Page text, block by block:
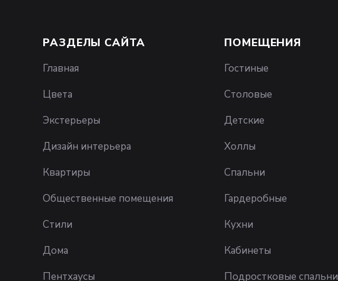
РАЗДЕЛЫ САЙТА
Главная
Цвета
Экстерьеры
Дизайн интерьера
Квартиры
Общественные помещения
Стили
Дома
Пентхаусы
ПОМЕЩЕНИЯ
Гостиные
Столовые
Детские
Холлы
Спальни
Гардеробные
Кухни
Кабинеты
Подростковые спальни